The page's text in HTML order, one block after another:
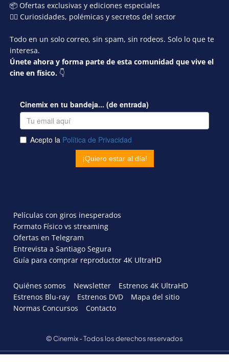
📦 Ofertas exclusivas y ediciones especiales
🕵️‍♂️ Curiosidades, polémicas y secretos del sector
Todo en un solo correo, sin spam, sin rodeos. Solo lo que te
interesa.
Únete ahora y forma parte de esta comunidad que vive el
cine en físico. 👇
Películas con giros inesperados
Formato Físico vs streaming
Ofertas en Telegram
Entrevista a Santiago Segura
Guía para comprar reproductor 4K UltraHD
Quiénes somos Newsletter
Estrenos 4K UltraHD
Estrenos Blu-ray
Estrenos DVD
Mapa del sitio
Normas Concursos
Contacto
© Cinemix - Todos los derechos reservados